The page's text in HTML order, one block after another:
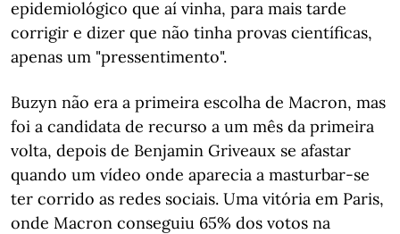
epidemiológico que aí vinha, para mais tarde
corrigir e dizer que não tinha provas científicas,
apenas um "pressentimento".
Buzyn não era a primeira escolha de Macron, mas
foi a candidata de recurso a um mês da primeira
volta, depois de Benjamin Griveaux se afastar
quando um vídeo onde aparecia a masturbar-se
ter corrido as redes sociais. Uma vitória em Paris,
onde Macron conseguiu 65% dos votos na